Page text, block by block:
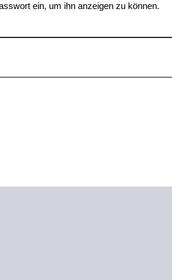
ein, um ihn anzeigen zu können.